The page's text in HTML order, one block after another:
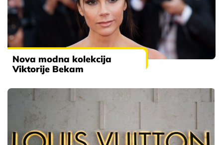
Nova modna kolekcija
Viktorije Bekam